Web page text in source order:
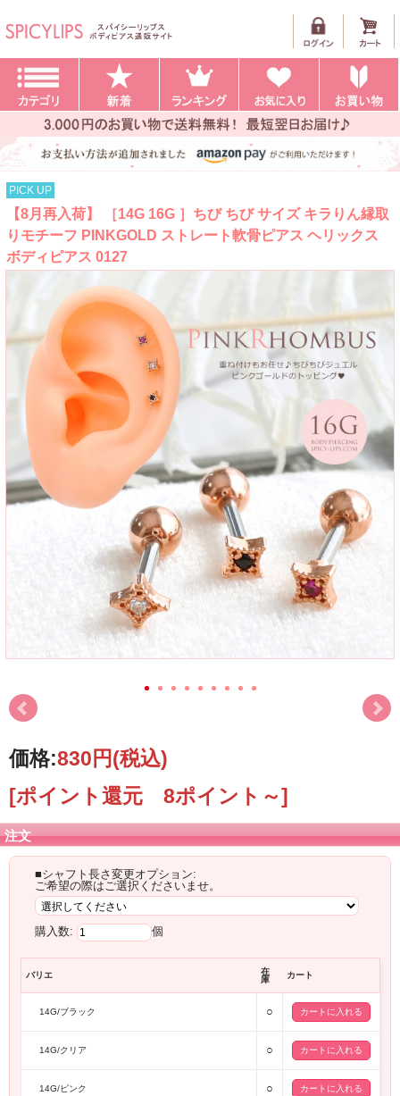
PICK UP
【8月再入荷】 ［14G 16G ］ちび ちび サイズ キラりん縁取
りモチーフ PINKGOLD ストレート軟骨ピアス ヘリックス
ボディピアス 0127
価格:830円(税込)
[ポイント還元 8ポイント～]
注文
■シャフト長さ変更オプション:
ご希望の際はご選択くださいませ。
購入数: 個
バリエ
在
庫
カート
14G/ブラック ○
14G/クリア ○
14G/ピンク ○